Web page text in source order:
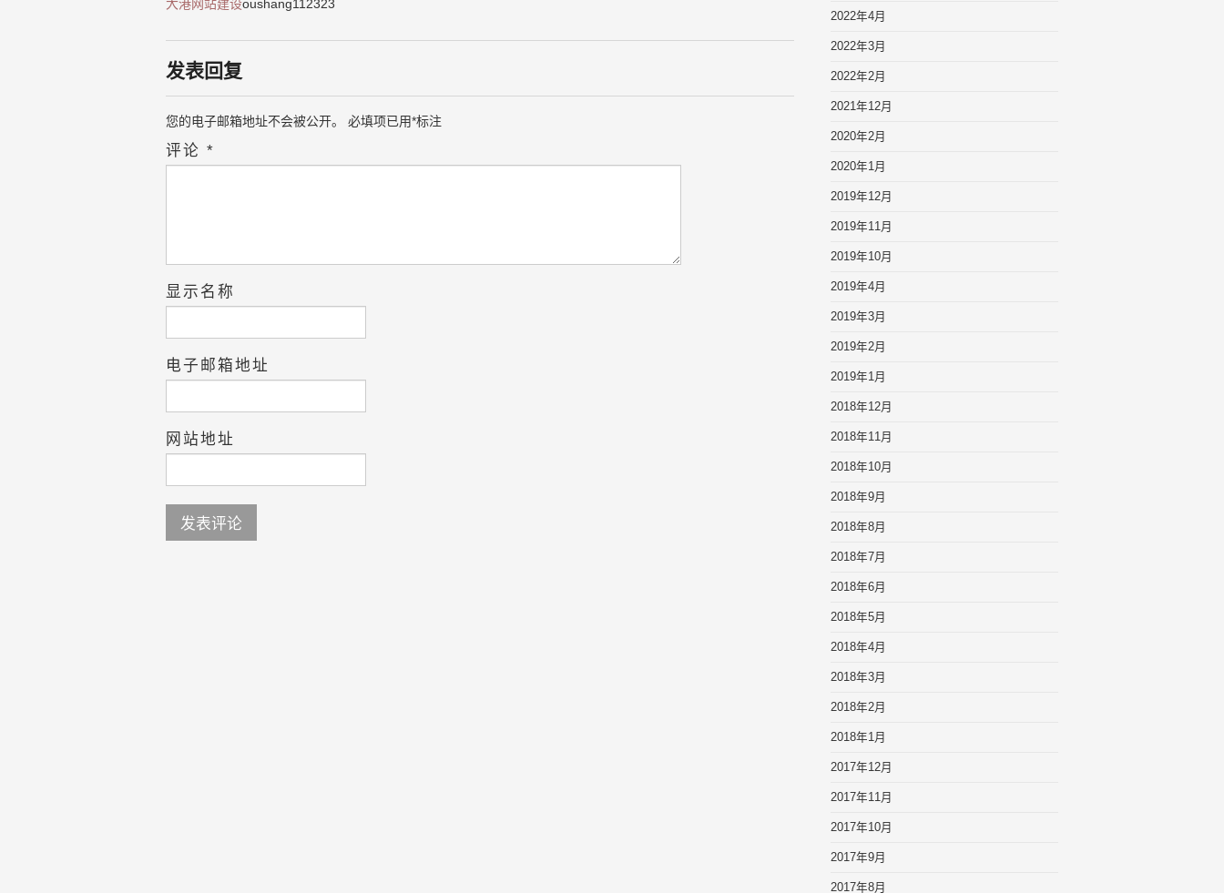
大港网站建设oushang112323
发表回复
您的电子邮箱地址不会被公开。 必填项已用*标注
评论 *
显示名称
电子邮箱地址
网站地址
2022年4月
2022年3月
2022年2月
2021年12月
2020年2月
2020年1月
2019年12月
2019年11月
2019年10月
2019年4月
2019年3月
2019年2月
2019年1月
2018年12月
2018年11月
2018年10月
2018年9月
2018年8月
2018年7月
2018年6月
2018年5月
2018年4月
2018年3月
2018年2月
2018年1月
2017年12月
2017年11月
2017年10月
2017年9月
2017年8月